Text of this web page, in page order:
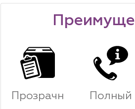
Прозрачн
Полный